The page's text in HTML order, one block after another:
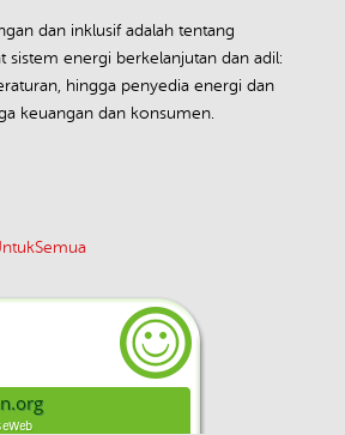
dan inklusif adalah tentang
sistem energi berkelanjutan dan adil:
hingga penyedia energi dan
keuangan dan konsumen.